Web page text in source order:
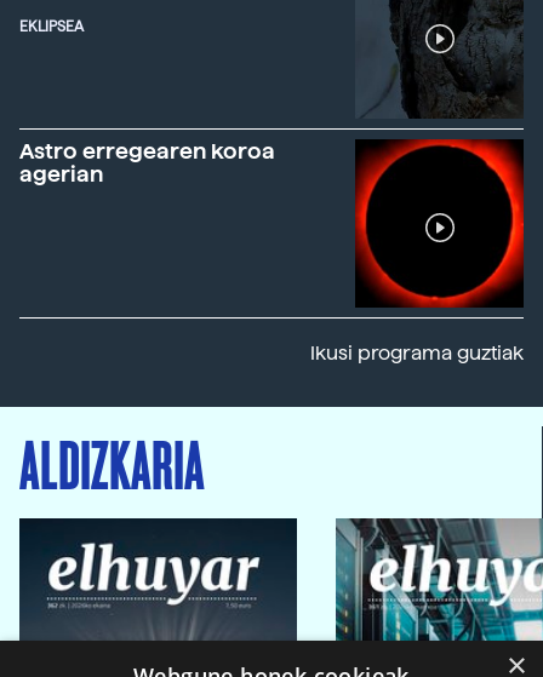
EKLIPSEA
Astro erregearen koroa
agerian
Ikusi programa guztiak
ALDIZKARIA
×